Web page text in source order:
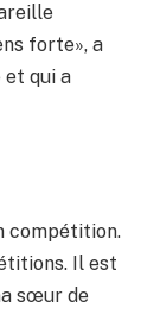
forte», a
et qui a
compétition.
Il est
sœur de